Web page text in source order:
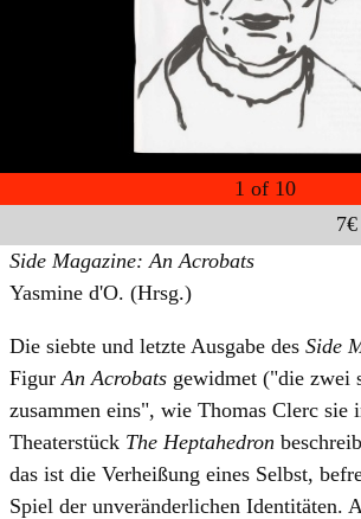
1 of 10
7€
Side Magazine: An Acrobats
Yasmine d'O. (Hrsg.)
Die siebte und letzte Ausgabe des Side
Figur An Acrobats gewidmet ("die zwei
zusammen eins", wie Thomas Clerc sie
Theaterstück The Heptahedron
das ist die Verheißung eines Selbst,
Spiel der unveränderlichen Identitäten.